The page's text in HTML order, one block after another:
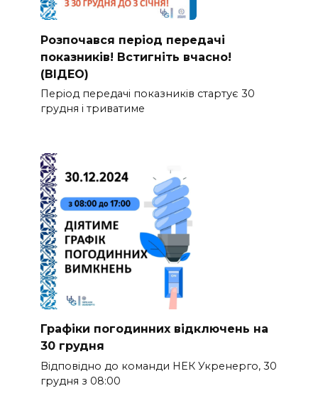
Розпочався період передачі
показників! Встигніть вчасно!
(ВІДЕО)
Період передачі показників стартує 30
грудня і триватиме
Графіки погодинних відключень на
30 грудня
Відповідно до команди НЕК Укренерго, 30
грудня з 08:00